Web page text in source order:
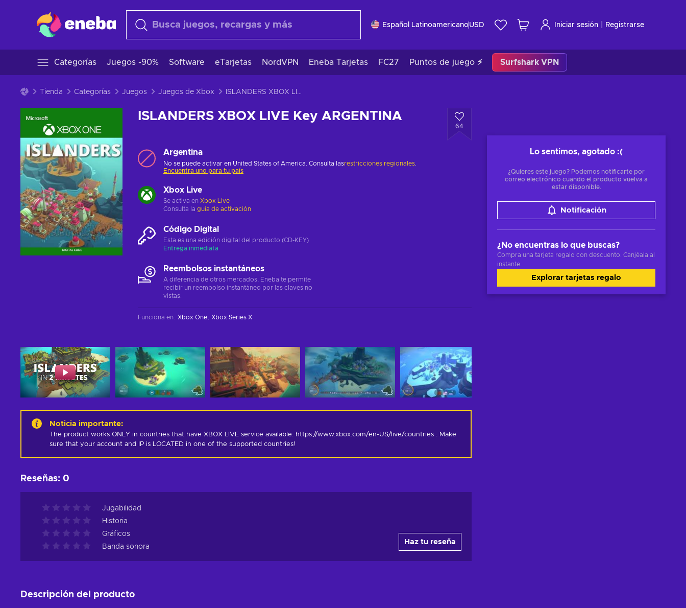
Español LatinoamericanoUSD Iniciar sesión Registrarse
Categorías Juegos -90% Software eTarjetas NordVPN Eneba Tarjetas FC27 Puntos de juego ⚡ Surfshark VPN
Tienda Categorías Juegos Juegos de Xbox ISLANDERS XBOX LIVE Key ARGENTINA
ISLANDERS XBOX LIVE Key ARGENTINA
64
Lo sentimos, agotado :(
¿Quieres este juego? Podemos notificarte por
correo electrónico cuando el producto vuelva a
estar disponible.
Notificación
¿No encuentras lo que buscas?
Compra una tarjeta regalo con descuento. Canjéala al
instante.
Explorar tarjetas regalo
Argentina
No se puede activar en United States of America. Consulta lasrestricciones regionales
Encuentra uno para tu país
Xbox Live
Se activa en Xbox Live
Consulta la guía de activación
Código Digital
Esta es una edición digital del producto (CD-KEY)
Entrega inmediata
Reembolsos instantáneos
A diferencia de otros mercados, Eneba te permite
recibir un reembolso instantáneo por las claves no
vistas.
Funciona en: Xbox One Xbox Series X
Noticia importante:
The product works ONLY in countries that have XBOX LIVE service available: https://www.xbox.com/en-US/live/countries . Make
sure that your account and IP is LOCATED in one of the supported countries!
Reseñas: 0
Jugabilidad
Historia
Gráficos
Banda sonora
Haz tu reseña
Descripción del producto